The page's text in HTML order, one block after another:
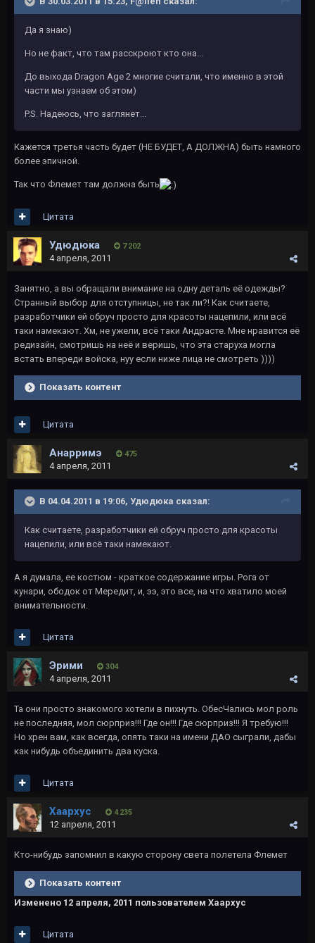
Да я знаю)
Но не факт, что там расскроют кто она...
До выхода Dragon Age 2 многие считали, что именно в этой
части мы узнаем об этом)
P.S. Надеюсь, что заглянет...
Кажется третья часть будет (НЕ БУДЕТ, А ДОЛЖНА) быть намного
более эпичной.
Так что Флемет там должна быть
Цитата
Удюдюка 7 202
4 апреля, 2011
Занятно, а вы обращали внимание на одну деталь её одежды?
Странный выбор для отступницы, не так ли?! Как считаете,
разработчики ей обруч просто для красоты нацепили, или всё
таки намекают. Хм, не ужели, всё таки Андрасте. Мне нравится её
редизайн, смотришь на неё и веришь, что эта старуха могла
встать впереди войска, нуу если ниже лица не смотреть ))))
Показать контент
Цитата
Анарримэ 475
4 апреля, 2011
В 04.04.2011 в 19:06, Удюдюка сказал:
Как считаете, разработчики ей обруч просто для красоты
нацепили, или всё таки намекают.
А я думала, ее костюм - краткое содержание игры. Рога от
кунари, ободок от Мередит, и, ээ, это все, на что хватило моей
внимательности.
Цитата
Эрими 304
4 апреля, 2011
Та они просто знакомого хотели в пихнуть. ОбесЧались мол роль
не последняя, мол сюрприз!!! Где он!!! Где сюрприз!!! Я требую!!!
Но хрен вам, как всегда, опять таки на имени ДАО сыграли, дабы
как нибудь объединить два куска.
Цитата
Хаархус 4 235
12 апреля, 2011
Кто-нибудь запомнил в какую сторону света полетела Флемет
Показать контент
Изменено 12 апреля, 2011 пользователем Хаархус
Цитата